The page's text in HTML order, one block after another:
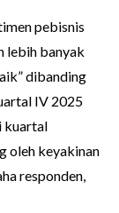
pebisnis
lebih banyak
dibanding
IV 2025
kuartal
oleh keyakinan
responden,